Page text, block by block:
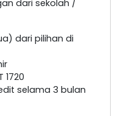
dari sekolah /
dari pilihan di
1720
selama 3 bulan